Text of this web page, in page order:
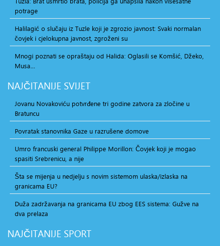
potrage
Halilagić o slučaju iz Tuzle koji je zgrozio javnost: Svaki normalan
čovjek i cjelokupna javnost, zgroženi su
Mnogi poznati se opraštaju od Halida: Oglasili se Komšić, Džeko,
Musa…
NAJČITANIJE SVIJET
Jovanu Novakoviću potvrđene tri godine zatvora za zločine u
Bratuncu
Povratak stanovnika Gaze u razrušene domove
Umro francuski general Philippe Morillon: Čovjek koji je mogao
spasiti Srebrenicu, a nije
Šta se mijenja u nedjelju s novim sistemom ulaska/izlaska na
granicama EU?
Duža zadržavanja na granicama EU zbog EES sistema: Gužve na
dva prelaza
NAJČITANIJE SPORT